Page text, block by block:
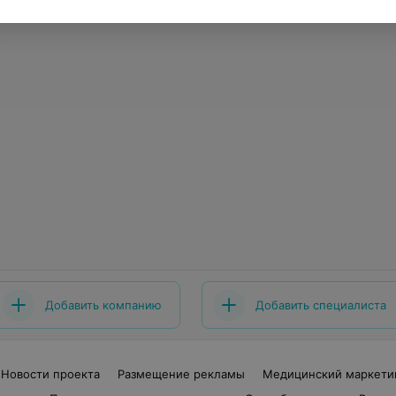
Добавить компанию Добавить специалиста
Новости проекта Размещение рекламы
Медицинский